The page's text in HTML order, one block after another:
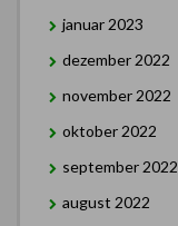
januar 2023
dezember 2022
november 2022
oktober 2022
september 2022
august 2022